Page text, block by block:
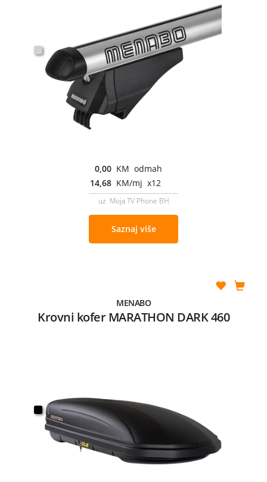
0,00 KM odmah
14,68 KM/mj x12
uz Moja TV Phone BH
Saznaj više
MENABO
Krovni kofer MARATHON DARK 460